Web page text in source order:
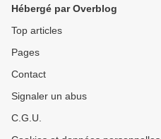
Hébergé par Overblog
Top articles
Pages
Contact
Signaler un abus
C.G.U.